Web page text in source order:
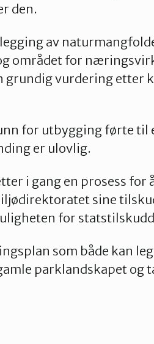
den.
av
området for
grundig vurdering etter
for utbygging førte til
er ulovlig.
i gang en prosess for
sine
for
som både kan
parklandskapet og